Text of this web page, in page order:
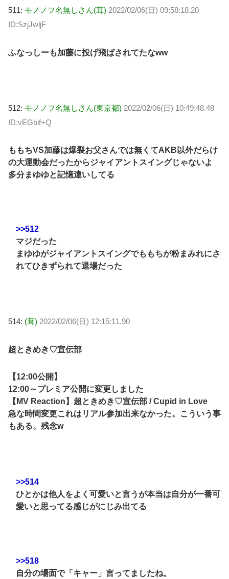
511: モノノフ名無しさん(茸) 2022/02/06(日) 09:58:18.20
ID:SzjJwljF
ふなっしーも加藤に投げ飛ばされてたなww
512: モノノフ名無しさん(東京都) 2022/02/06(日) 10:49:48.48
ID:vEGbif+Q
ももちVS加藤は爆裂お父さんでは無くてAKB以外だらけ
の大運動会だったからジャイアントスイングじゃないよ
多分まゆゆと記憶違いしてる
>>512
マジだった
まゆゆがジャイアントスイングでももちが粉まみれにさ
れてひきずられて退場だった
514: (茸) 2022/02/06(日) 12:15:11.90
超ときめき♡宣伝部
【12:00公開】
12:00～プレミア公開に変更しました
【MV Reaction】超ときめき♡宣伝部 / Cupid in Love
急な時間変更これはリアル参加出来なかった。こういう事
もある。残念w
>>514
ひとかは他人をよく可愛いと言うが本当は自分が一番可
愛いと思ってる感じがにじみ出てる
>>518
自分の場面で「キャー」言ってましたね。